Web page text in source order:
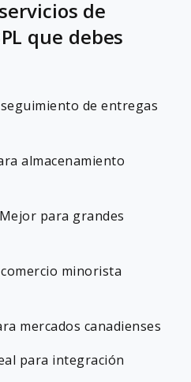
de
que debes
de entregas
almacenamiento
Mejor para grandes
minorista
mercados canadienses
para integración